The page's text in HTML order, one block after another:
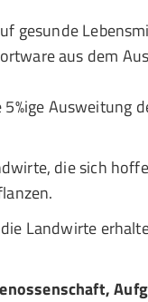
gesunde
aus dem
Ausweitung
die sich
Landwirte